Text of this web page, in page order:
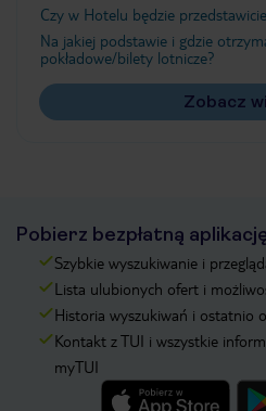
Czy w Hotelu będzie
Na jakiej podstawie i gdzie
pokładowe/bilety lotnicze?
Zobacz
Pobierz bezpłatną
Szybkie wyszukiwanie i
Lista ulubionych ofert i
Historia wyszukiwań i ostatnio
Kontakt z TUI i wszystkie
myTUI